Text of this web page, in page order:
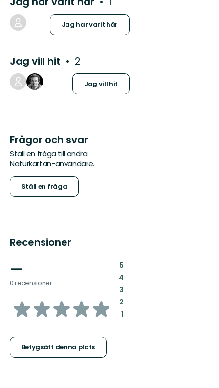
Jag har varit här
Jag vill hit 2
Jag vill hit
Frågor och svar
Ställ en fråga till andra
Naturkartan-användare.
Ställ en fråga
Recensioner
—
0 recensioner
av
stjärnor
Betygsätt denna plats
5:
4:
3:
2:
1: